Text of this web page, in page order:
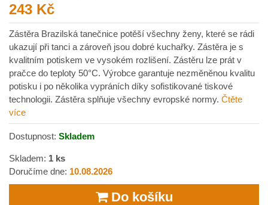
243 Kč
Zástěra Brazilská tanečnice potěší všechny ženy, které se rádi
ukazují při tanci a zároveň jsou dobré kuchařky. Zástěra je s
kvalitním potiskem ve vysokém rozlišení. Zástěru lze prát v
pračce do teploty 50°C. Výrobce garantuje nezměněnou kvalitu
potisku i po několika vypráních díky sofistikované tiskové
technologii. Zástěra splňuje všechny evropské normy. Čtěte
více
Dostupnost: Skladem
Skladem: 1 ks
Doručíme dne: 10.08.2026
Do košíku